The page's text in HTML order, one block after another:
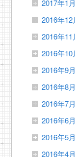
2017年1月
2016年12
2016年11
2016年10
2016年9月
2016年8月
2016年7月
2016年6月
2016年5月
2016年4月